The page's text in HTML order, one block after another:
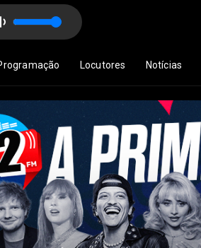
Locutores Notícias